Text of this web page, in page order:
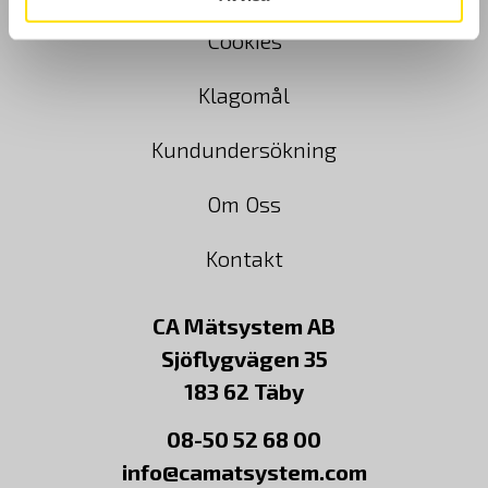
Cookies
Klagomål
Kundundersökning
Om Oss
Kontakt
CA Mätsystem AB
Sjöflygvägen 35
183 62 Täby
08-50 52 68 00
info@camatsystem.com